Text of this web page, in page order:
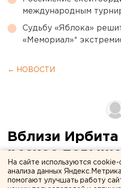
международным
Судьбу «Яблока»
«Мемориал»*
← НОВОСТИ
Вблизи
резкое
вод
На сайте используются
анализа данных
помогают улучшать работу